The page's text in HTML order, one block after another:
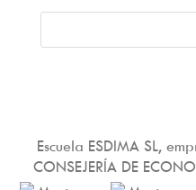
Escuela ESDIMA SL,
CONSEJERÍA DE